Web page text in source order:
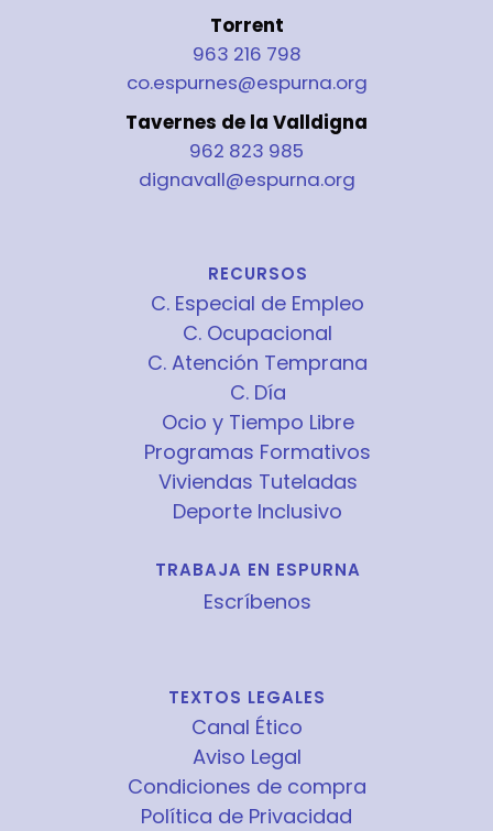
Torrent
963 216 798
co.espurnes@espurna.org
Tavernes de la Valldigna
962 823 985
dignavall@espurna.org
RECURSOS
C. Especial de Empleo
C. Ocupacional
C. Atención Temprana
C. Día
Ocio y Tiempo Libre
Programas Formativos
Viviendas Tuteladas
Deporte Inclusivo
TRABAJA EN ESPURNA
Escríbenos
TEXTOS LEGALES
Canal Ético
Aviso Legal
Condiciones de compra
Política de Privacidad